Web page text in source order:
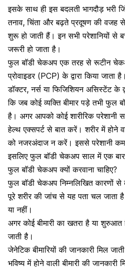
इसके साथ ही इस बदलती भागदौड़ भरी
तनाव,चिंता और बढ़ते प्रदूषण की वजह से
शुरू हो जाती हैं। इन सभी परेशानियों
जरूरी हो जाता है।
फुल बॉडी चेकअप एक तरह से रूटीन
प्रोवाइडर (PCP) के द्वारा किया जाता
डॉक्टर, नर्स या फिजिशियन असिस्टेंट के
कि जब कोई व्यक्ति बीमार पड़े तभी फुल
है। अगर आपको कोई शारीरिक परेशानी
हेल्थ एक्सपर्ट से बात करें। शरीर में होने
को नजरअंदाज न करें। इससे परेशानी
इसलिए फुल बॉडी चेकअप साल में एक
फुल बॉडी चेकअप क्यों करवाना चाहिए?
फुल बॉडी चेकअप निम्नलिखित कारणों से
पूरे शरीर की जांच से यह पता चल जाता
या नहीं।
अगर कोई बीमारी का खतरा है या शुरुआत
जाती है।
जेनेटिक बीमारियों की जानकारी मिल
भविष्य में होने वाली बीमारी की